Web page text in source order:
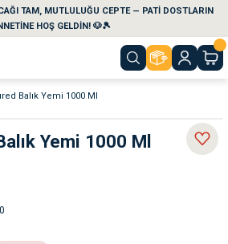
TAM, MUTLULUĞU CEPTE — PATİ DOSTLARIN
HOŞ GELDİN! 🐶🎾
Dön
Dön
Dön
Dön
Dön
Dön
Balık Yemi 1000 Ml
Yemi 1000 Ml